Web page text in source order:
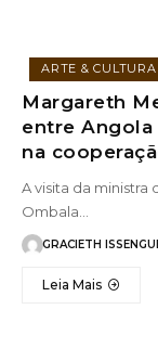
ARTE & CULTURA
Margareth
entre
na
A visita da ministra
Ombala…
GRACIETH
Leia Mais